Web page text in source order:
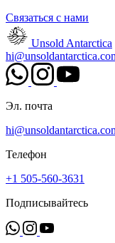
Связаться с нами
Unsold Antarctica
Эл. почта
Телефон
+1 505-560-3631
Подписывайтесь